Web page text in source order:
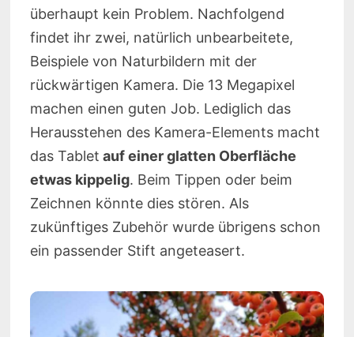
überhaupt kein Problem. Nachfolgend
findet ihr zwei, natürlich unbearbeitete,
Beispiele von Naturbildern mit der
rückwärtigen Kamera. Die 13 Megapixel
machen einen guten Job. Lediglich das
Herausstehen des Kamera-Elements macht
das Tablet auf einer glatten Oberfläche
etwas kippelig. Beim Tippen oder beim
Zeichnen könnte dies stören. Als
zukünftiges Zubehör wurde übrigens schon
ein passender Stift angeteasert.